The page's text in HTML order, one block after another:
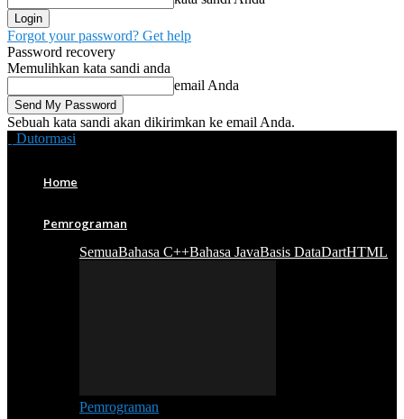
Forgot your password? Get help
Password recovery
Memulihkan kata sandi anda
email Anda
Sebuah kata sandi akan dikirimkan ke email Anda.
Dutormasi
Home
Pemrograman
SemuaBahasa C++Bahasa JavaBasis DataDartHTML
Pemrograman